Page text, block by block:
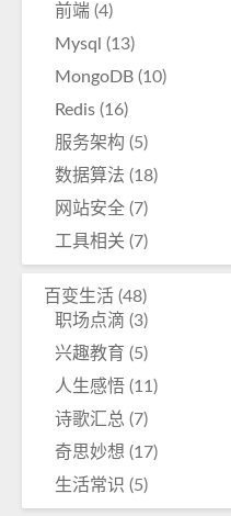
前端 (4)
Mysql (13)
MongoDB (10)
Redis (16)
服务架构 (5)
数据算法 (18)
网站安全 (7)
工具相关 (7)
百变生活 (48)
职场点滴 (3)
兴趣教育 (5)
人生感悟 (11)
诗歌汇总 (7)
奇思妙想 (17)
生活常识 (5)